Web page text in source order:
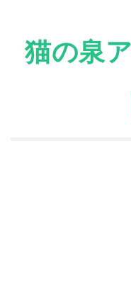
content猫の泉